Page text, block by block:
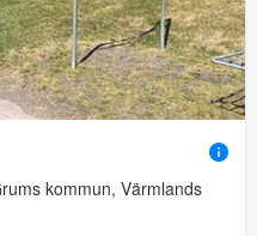
kommun, Värmlands